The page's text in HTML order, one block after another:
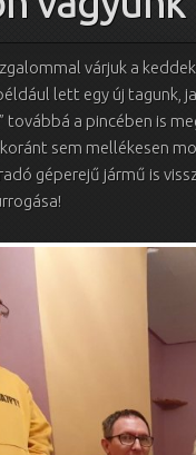
várjuk a
lett egy új tagunk,
továbbá a pincében is
sem mellékesen
géperejű jármű is